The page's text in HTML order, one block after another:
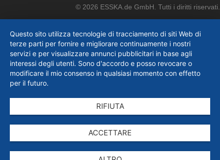
© 2026 ESSKA.de GmbH. Tutti i diritti riservati.
Questo sito utilizza tecnologie di tracciamento di siti Web di
terze parti per fornire e migliorare continuamente i nostri
servizi e per visualizzare annunci pubblicitari in base agli
interessi degli utenti. Sono d'accordo e posso revocare o
modificare il mio consenso in qualsiasi momento con effetto
per il futuro.
RIFIUTA
ACCETTARE